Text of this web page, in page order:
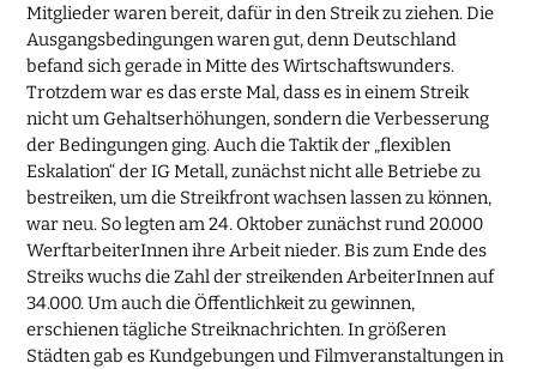
Mitglieder waren bereit, dafür in den Streik zu ziehen. Die
Ausgangsbedingungen waren gut, denn Deutschland
befand sich gerade in Mitte des Wirtschaftswunders.
Trotzdem war es das erste Mal, dass es in einem Streik
nicht um Gehaltserhöhungen, sondern die Verbesserung
der Bedingungen ging. Auch die Taktik der „flexiblen
Eskalation“ der IG Metall, zunächst nicht alle Betriebe zu
bestreiken, um die Streikfront wachsen lassen zu können,
war neu. So legten am 24. Oktober zunächst rund 20.000
WerftarbeiterInnen ihre Arbeit nieder. Bis zum Ende des
Streiks wuchs die Zahl der streikenden ArbeiterInnen auf
34.000. Um auch die Öffentlichkeit zu gewinnen,
erschienen tägliche Streiknachrichten. In größeren
Städten gab es Kundgebungen und Filmveranstaltungen in